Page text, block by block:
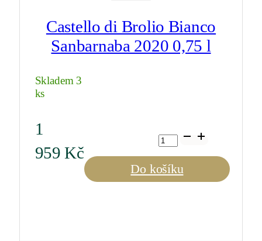
Castello di Brolio Bianco
Sanbarnaba 2020 0,75 l
Skladem 3
ks
1
959Kč
Castello
di
Brolio
Bianco
Sanbarnaba
Do košíku